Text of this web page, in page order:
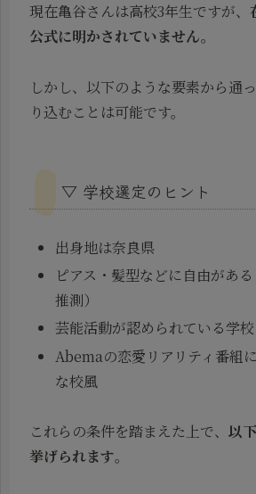
現在亀谷さんは高校3年生ですが、
公式に明かされていません。
しかし、以下のような要素から通
り込むことは可能です。
▽ 学校選定のヒント
出身地は奈良県
ピアス・髪型などに自由があ
推測）
芸能活動が認められている学校
Abemaの恋愛リアリティ番組
な校風
これらの条件を踏まえた上で、 以
挙げられます。